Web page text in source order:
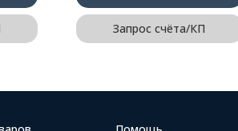
Запрос счёта/КП